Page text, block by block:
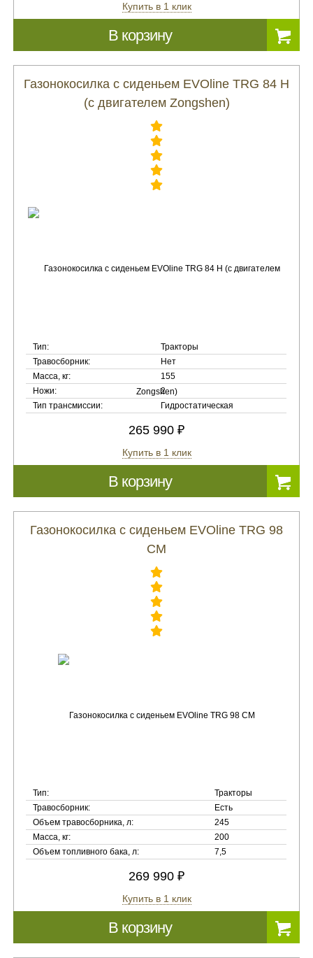
Купить в 1 клик
В корзину
Газонокосилка с сиденьем EVOline TRG 84 H
(с двигателем Zongshen)
Тип:
Тракторы
Травосборник:
Нет
Масса, кг:
155
Ножи:
2
Тип трансмиссии:
Гидростатическая
265 990 ₽
Купить в 1 клик
В корзину
Газонокосилка с сиденьем EVOline TRG 98
CM
Тип:
Тракторы
Травосборник:
Есть
Объем травосборника, л:
245
Масса, кг:
200
Объем топливного бака, л:
7,5
269 990 ₽
Купить в 1 клик
В корзину